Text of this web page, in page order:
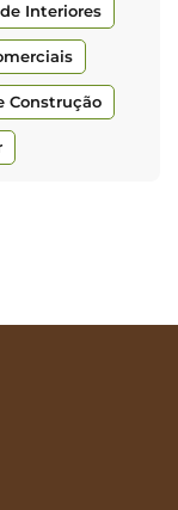
Interiores
Construção